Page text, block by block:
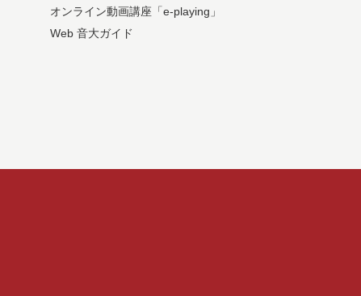
オンライン動画講座「e-playing」
Web 音大ガイド